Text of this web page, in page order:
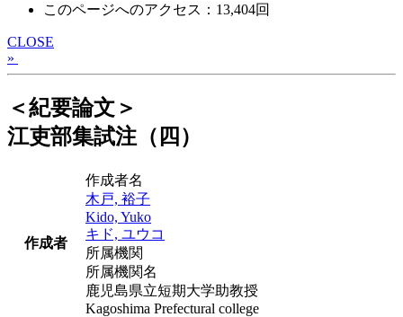
このページへのアクセス：13,404回
CLOSE
»
＜紀要論文＞
江吏部集試注（四）
作成者
作成者名
木戸, 裕子
Kido, Yuko
キド, ユウコ
所属機関
所属機関名
鹿児島県立短期大学助教授
Kagoshima Prefectural college